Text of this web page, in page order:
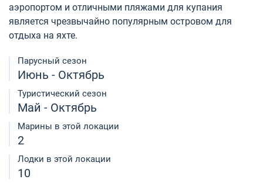
аэропортом и отличными пляжами для купания
является чрезвычайно популярным островом для
отдыха на яхте.
Парусный сезон
Июнь - Октябрь
Туристический сезон
Май - Октябрь
Марины в этой локации
2
Лодки в этой локации
10